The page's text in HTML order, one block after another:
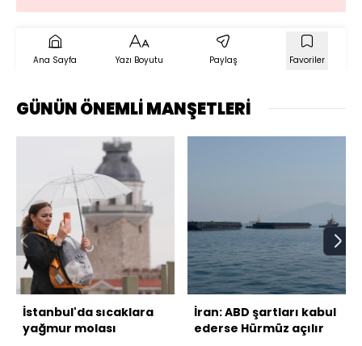
Ana Sayfa Yazı Boyutu Paylaş Favoriler
GÜNÜN ÖNEMLİ MANŞETLERİ
İstanbul'da sıcaklara
yağmur molası
İran: ABD şartları kabul
ederse Hürmüz açılır